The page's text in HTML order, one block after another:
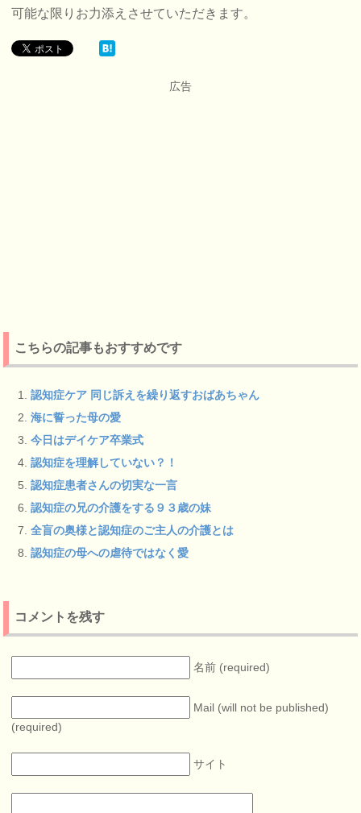
可能な限りお力添えさせていただきます。
広告
こちらの記事もおすすめです
認知症ケア 同じ訴えを繰り返すおばあちゃん
海に誓った母の愛
今日はデイケア卒業式
認知症を理解していない？！
認知症患者さんの切実な一言
認知症の兄の介護をする９３歳の妹
全盲の奥様と認知症のご主人の介護とは
認知症の母への虐待ではなく愛
コメントを残す
名前 (required)
Mail (will not be published)
(required)
サイト